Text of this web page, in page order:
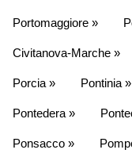
Portomaggiore »
Civitanova-Marche »
Porcia » Pontinia »
Pontedera »
Ponsacco »